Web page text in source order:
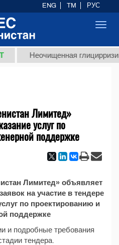
Неочищенная
Лимитед»
услуг по
поддержке
Лимитед» объявляет
на участие в тендере
по проектированию и
поддержке
и подробные требования
тендера.
ENG TM РУС